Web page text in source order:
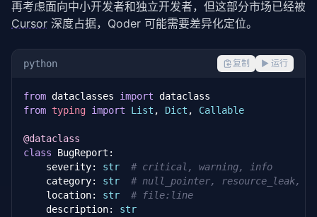
Cursor 深度占据，Qoder 可能需要差异化定位。
python 复制 ▶ 运行
from dataclasses import
from typing import List , Dict , Callable
@dataclass
class BugReport:
    severity:
str
# critical, warning, info
    category:
str
# null_pointer, resource_leak,
    location:
str
# file:line
    description:
str